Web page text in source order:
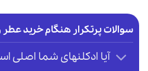
سوالات پرتکرار هنگام خرید عطر
آیا ادکلنهای شما اصلی